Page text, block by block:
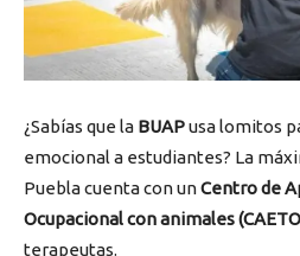
¿Sabías que la BUAPusa lomitos
emocional a estudiantes? La
Puebla cuenta con unCentro de
Ocupacional con animales
terapeutas.